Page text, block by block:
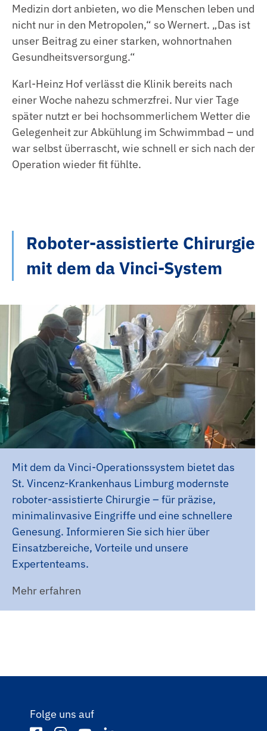
Medizin dort anbieten, wo die Menschen leben und
nicht nur in den Metropolen,“ so Wernert. „Das ist
unser Beitrag zu einer starken, wohnortnahen
Gesundheitsversorgung.“
Karl-Heinz Hof verlässt die Klinik bereits nach
einer Woche nahezu schmerzfrei. Nur vier Tage
später nutzt er bei hochsommerlichem Wetter die
Gelegenheit zur Abkühlung im Schwimmbad – und
war selbst überrascht, wie schnell er sich nach der
Operation wieder fit fühlte.
Roboter-assistierte Chirurgie
mit dem da Vinci-System
Mit dem da Vinci-Operationssystem bietet das
St. Vincenz-Krankenhaus Limburg modernste
roboter-assistierte Chirurgie – für präzise,
minimalinvasive Eingriffe und eine schnellere
Genesung. Informieren Sie sich hier über
Einsatzbereiche, Vorteile und unsere
Expertenteams.
Mehr erfahren
Folge uns auf